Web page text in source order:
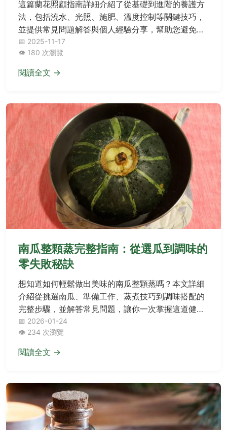
這篇蘭花照顧指南詳細介紹了從基礎到進階的養護方
法，包括澆水、光照、施肥、溫度控制等關鍵技巧，
並提供常見問題解答與個人經驗分享，幫助您避免常
見錯誤，成功讓蘭花健康生長與開花。無論是新手還
是資深愛好者，都能找到實用建議，提升蘭花照顧的
成功率。
📅 2025-11-17
👁️ 180 次瀏覽
閱讀全文 →
南瓜整顆蒸完整指南：從選瓜到調味的
零失敗秘訣
想知道如何輕鬆做出美味的南瓜整顆蒸嗎？本文詳細
介紹從挑選南瓜、準備工作、蒸煮技巧到調味搭配的
完整步驟，並解答常見問題，讓你一次掌握這道健康
佳餚的秘訣。
📅 2026-01-24
👁️ 234 次瀏覽
閱讀全文 →